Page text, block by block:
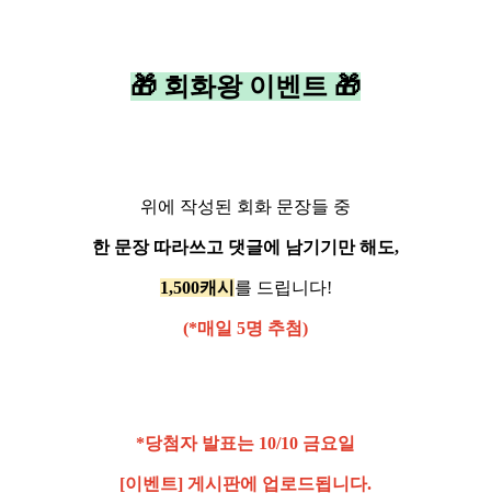
🎁 회화왕 이벤트 🎁
위에 작성된 회화 문장들 중
한 문장 따라쓰고 댓글에 남기기만 해도,
1,500캐시 를 드립니다!
(*매일 5명 추첨)
*당첨자 발표는 10/10 금요일
[이벤트] 게시판에 업로드됩니다.